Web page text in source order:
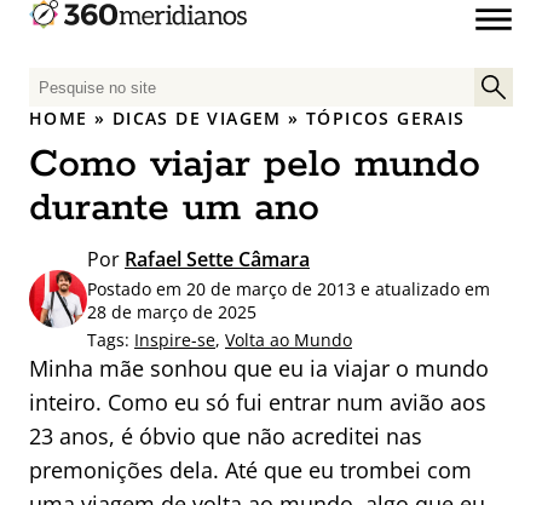
P
e
q
u
i
a
r
o
r
:
HOME » DICAS DE VIAGEM »TÓPICOS GERAIS
Como viajar pelo mundo
durante um ano
Por Rafael Sette Câmara
Postado em 20 de março de 2013 e atualizado em
28 de março de 2025
Tags: Inspire-se, Volta ao Mundo
Minha mãe sonhou que eu ia viajar o mundo
inteiro. Como eu só fui entrar num avião aos
23 anos, é óbvio que não acreditei nas
premonições dela. Até que eu trombei com